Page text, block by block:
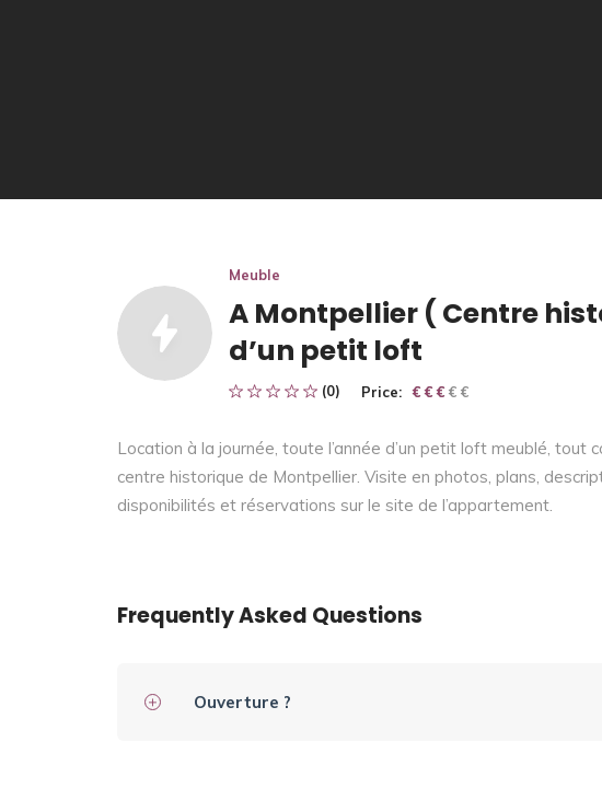
Meuble
A Montpellier ( Centre
d’un petit loft
(0) Price: € € € € €
€ € €
Location à la journée, toute l’année d’un petit loft meublé, tout
centre historique de Montpellier. Visite en photos, plans,
disponibilités et réservations sur le site de l’appartement.
Frequently Asked Questions
Ouverture ?